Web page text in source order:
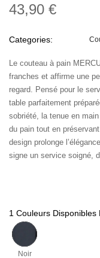
43,90 €
Categories:
Le couteau à pain
franches et affirme une
regard. Pensé pour le
table parfaitement
sobriété, la tenue en
du pain tout en
design prolonge
signe un service soigné,
1 Couleurs
Noir